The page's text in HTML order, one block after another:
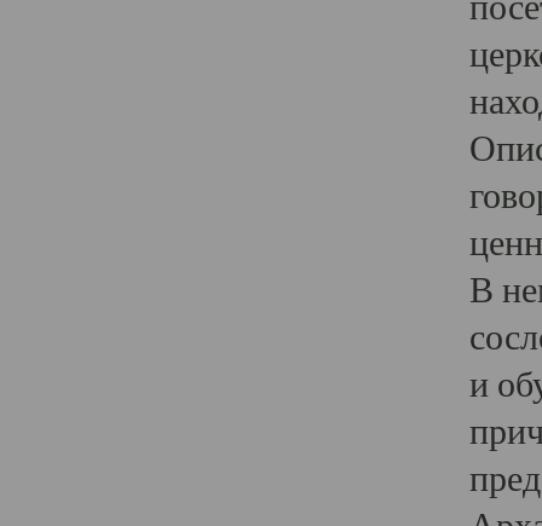
В
и